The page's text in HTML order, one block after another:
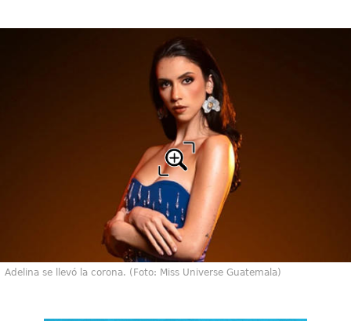
Adelina se llevó la corona. (Foto: Miss Universe Guatemala)